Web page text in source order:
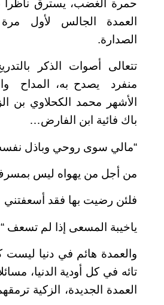
حمرة الغضب، يسترق
العمدة الجالس لأول
الصدارة.
تتعالى أصوات الذكر
منفرد يصدح به، المداح
الأشهر محمد الكحلاوي بن
باك فائية ابن الفارض…
“مالي سوى روحي وباذل
من أجل من يهواه ليس
فلئن رضيت بها فقد أسعفتني
ياخيبة المسعى إذا لم تسعف “
والعمدة هائم في دنيا ليست
تائه في كل أودية الدنيا،
العمدة الجديدة، الزكية